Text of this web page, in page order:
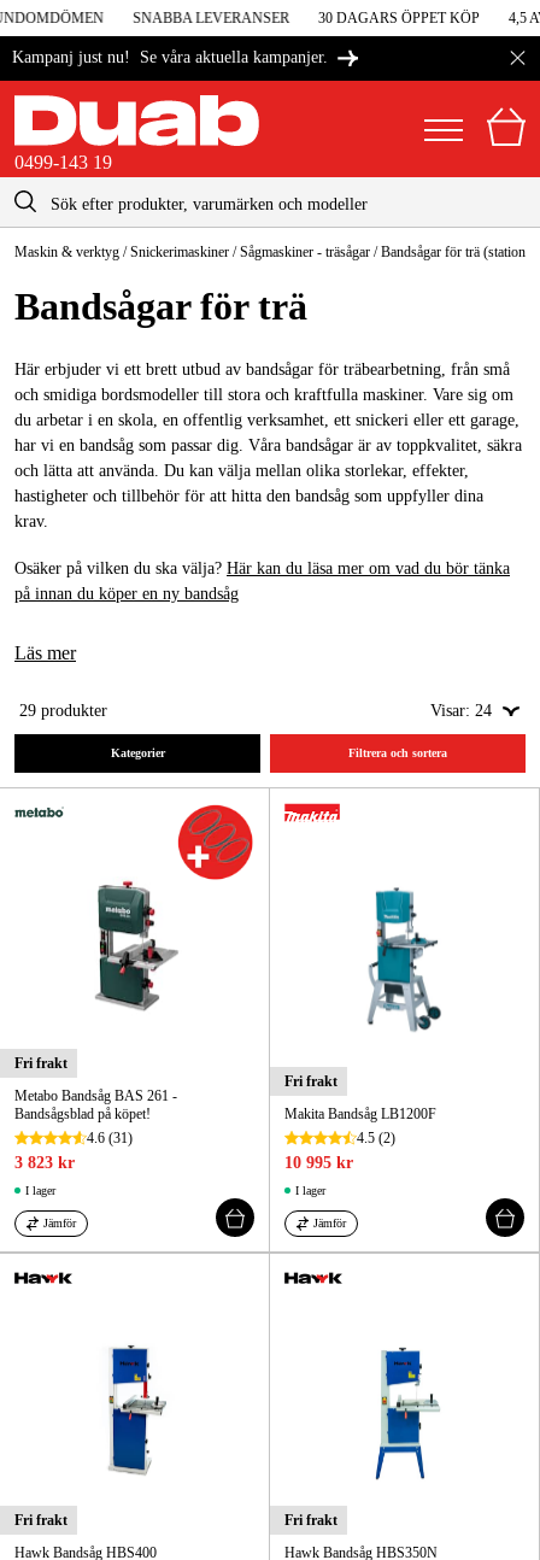
SNABBA LEVERANSER 30 DAGARS ÖPPET KÖP 4,5 AV
Kampanj just nu! Se våra aktuella kampanjer.
0499-143 19
Sverige Privat|Företag
Danmark
Suomi
Norge
Deutschland
Maskiner & verktyg
Garage & verkstad
Maskintillbehör & förbrukning
Arbetskläder & skydd
El & bygg
Skog & trädgård
Artiklar & Guider
Kontakt & Öppettider
kontakt@duab.se
Maskin & verktyg /Snickerimaskiner /Sågmaskiner - träsågar /Bandsågar för trä
Bandsågar för trä
Här erbjuder vi ett brett utbud av bandsågar för träbearbetning, från små
och smidiga bordsmodeller till stora och kraftfulla maskiner. Vare sig om
du arbetar i en skola, en offentlig verksamhet, ett snickeri eller ett garage,
har vi en bandsåg som passar dig. Våra bandsågar är av toppkvalitet, säkra
och lätta att använda. Du kan välja mellan olika storlekar, effekter,
hastigheter och tillbehör för att hitta den bandsåg som uppfyller dina
krav.
Osäker på vilken du ska välja? Här kan du läsa mer om vad du bör tänka
på innan du köper en ny bandsåg
Läs mer
29 produkter Visar: 24
Kategorier Filtrera och sortera
Fri frakt
Metabo Bandsåg BAS 261 -
Bandsågsblad på köpet!
4.6 (31)
3 823 kr
I lager
Jämför
Fri frakt
Makita Bandsåg LB1200F
4.5 (2)
10 995 kr
I lager
Jämför
Fri frakt
Hawk Bandsåg HBS400
Fri frakt
Hawk Bandsåg HBS350N